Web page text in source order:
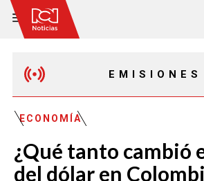
EMISIONES
EMISIÓN 12:30 PM
ECONOMÍA
¿Qué tanto cambió
del dólar en